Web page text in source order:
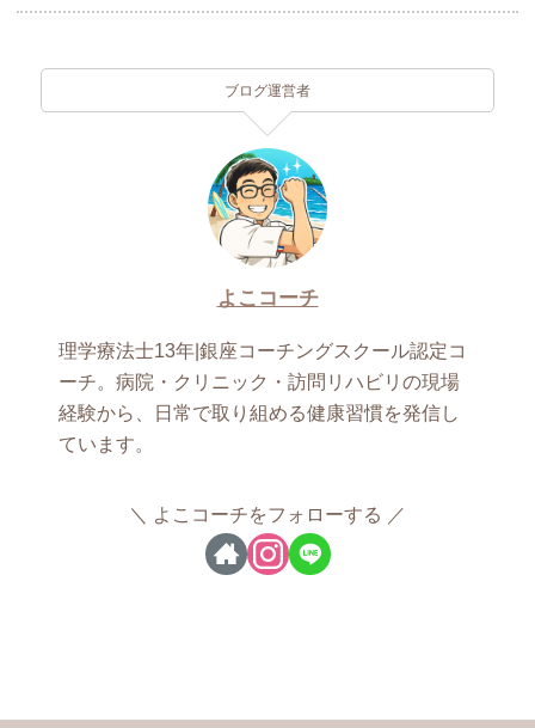
ブログ運営者
よこコーチ
理学療法士13年|銀座コーチングスクール認定コ
ーチ。病院・クリニック・訪問リハビリの現場
経験から、日常で取り組める健康習慣を発信し
ています。
よこコーチをフォローする